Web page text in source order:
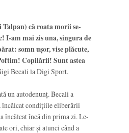
că roata morii se-
I-am mai zis una, singura de
somn uşor, vise plăcute,
Copilării! Sunt astea
Becali la Digi Sport.
un autodenunț. Becali a
încălcat condițiile eliberării
încălcat încă din prima zi. Le-
ori, chiar și atunci când a